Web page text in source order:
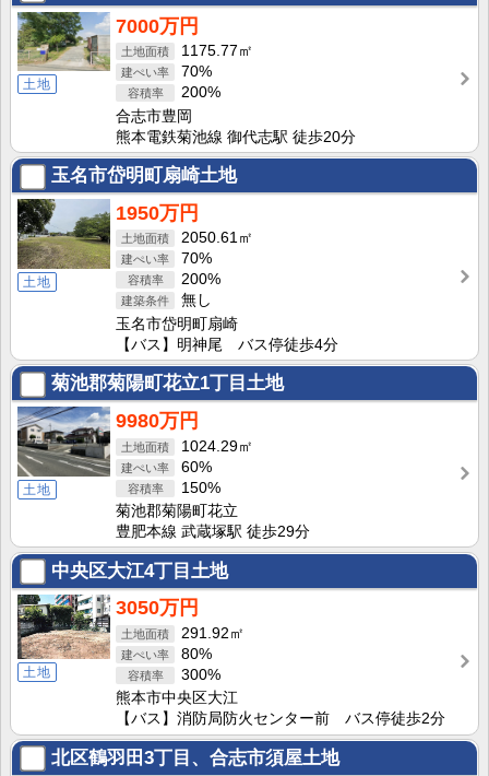
土地
7000万円
1175.77㎡
70%
200%
合志市豊岡
熊本電鉄菊池線 御代志駅 徒歩20分
玉名市岱明町扇崎土地
土地
1950万円
2050.61㎡
70%
200%
無し
玉名市岱明町扇崎
【バス】明神尾 バス停徒歩4分
菊池郡菊陽町花立1丁目土地
土地
9980万円
1024.29㎡
60%
150%
菊池郡菊陽町花立
豊肥本線 武蔵塚駅 徒歩29分
中央区大江4丁目土地
土地
3050万円
291.92㎡
80%
300%
熊本市中央区大江
【バス】消防局防火センター前 バス停徒歩2分
北区鶴羽田3丁目、合志市須屋土地